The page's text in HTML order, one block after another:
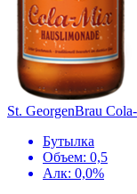
St. GeorgenBrau
Бутылка
Объем: 0,5
Алк: 0,0%